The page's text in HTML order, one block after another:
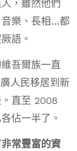
，雖然他們
音樂、長相…都
語。
吾爾族一直
人民移居到新
直至 2008
佔一半了。
常豐富的資